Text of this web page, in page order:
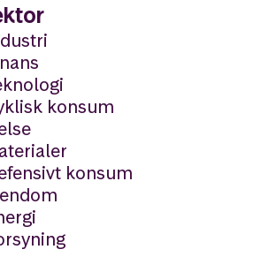
konsum
konsum